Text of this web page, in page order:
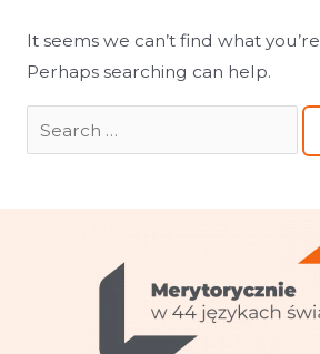
It seems we can’t find what
Perhaps searching can help.